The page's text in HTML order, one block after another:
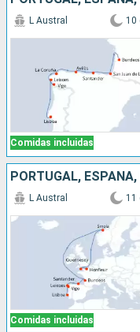
Comidas incluidas
L Austral 10
Comidas incluidas
L Austral 11